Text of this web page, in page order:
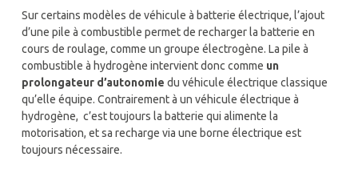
Sur certains modèles de véhicule à batterie électrique, l’ajout
d’une pile à combustible permet de recharger la batterie en
cours de roulage, comme un groupe électrogène. La pile à
combustible à hydrogène intervient donc comme un
prolongateur d’autonomie du véhicule électrique classique
qu’elle équipe. Contrairement à un véhicule électrique à
hydrogène, c’est toujours la batterie qui alimente la
motorisation, et sa recharge via une borne électrique est
toujours nécessaire.